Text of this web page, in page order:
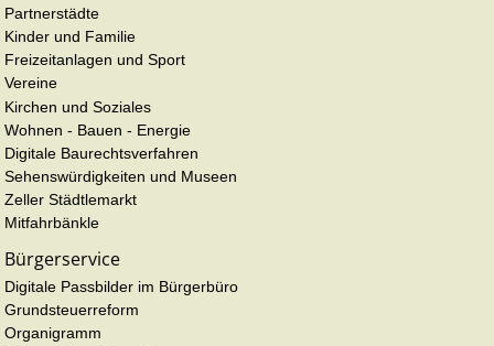
Partnerstädte
Kinder und Familie
Freizeitanlagen und Sport
Vereine
Kirchen und Soziales
Wohnen - Bauen - Energie
Digitale Baurechtsverfahren
Sehenswürdigkeiten und Museen
Zeller Städtlemarkt
Mitfahrbänkle
Bürgerservice
Digitale Passbilder im Bürgerbüro
Grundsteuerreform
Organigramm